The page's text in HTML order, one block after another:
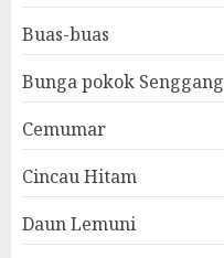
Buas-buas
Bunga pokok Senggang
Cemumar
Cincau Hitam
Daun Lemuni